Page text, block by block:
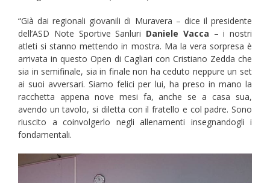
“Già dai regionali giovanili di Muravera – dice il presidente
dell’ASD Note Sportive Sanluri Daniele Vacca – i nostri
atleti si stanno mettendo in mostra. Ma la vera sorpresa è
arrivata in questo Open di Cagliari con Cristiano Zedda che
sia in semifinale, sia in finale non ha ceduto neppure un set
ai suoi avversari. Siamo felici per lui, ha preso in mano la
racchetta appena nove mesi fa, anche se a casa sua,
avendo un tavolo, si diletta con il fratello e col padre. Sono
riuscito a coinvolgerlo negli allenamenti insegnandogli i
fondamentali.